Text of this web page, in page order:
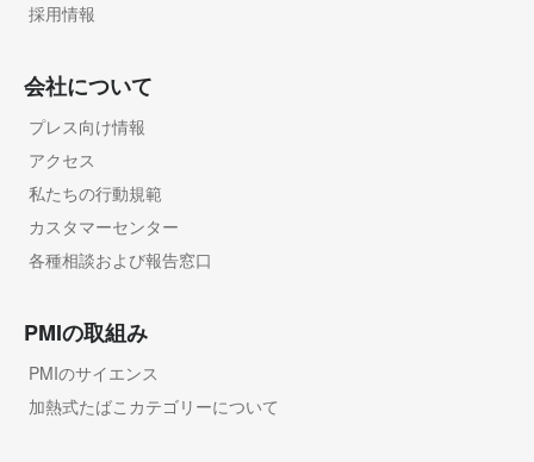
採用情報
会社について
プレス向け情報
アクセス
私たちの行動規範
カスタマーセンター
各種相談および報告窓口
PMIの取組み
PMIのサイエンス
加熱式たばこカテゴリーについて